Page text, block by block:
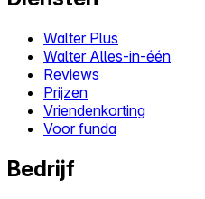
Walter Plus
Walter Alles-in-één
Reviews
Prijzen
Vriendenkorting
Voor funda
Bedrijf